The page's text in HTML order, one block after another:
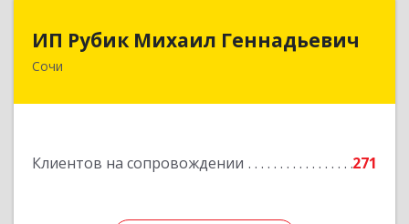
ИП Рубик Михаил Геннадьевич
Сочи
Клиентов на сопровождении 271
ИП Рубик Михаил Геннадьевич